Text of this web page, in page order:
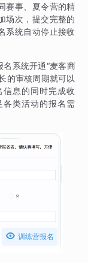
赛事、夏令营的精
场次，提交完整的
系统自动停止接收
系统开通“麦客商
的审核周期就可以
息的同时完成收
类活动的报名需
 训练营报名